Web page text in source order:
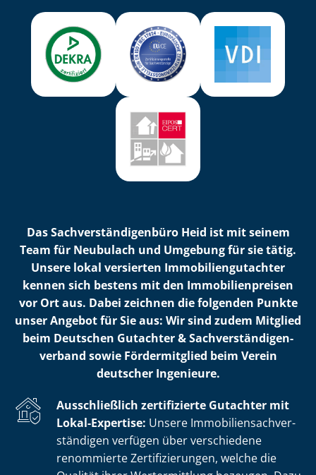
Das Sach­ver­stän­di­gen­bü­ro Heid ist mit seinem
Team für Neubulach und Umgebung für sie tätig.
Unsere lokal versierten Im­mo­bi­li­en­gut­ach­ter
kennen sich bestens mit den Im­mo­bi­li­en­prei­sen
vor Ort aus. Dabei zeichnen die folgenden Punkte
unser Angebot für Sie aus: Wir sind zudem Mitglied
beim Deutschen Gutachter & Sach­ver­stän­di­gen­
ver­band sowie Fördermitglied beim Verein
deutscher Ingenieure.
Ausschließlich zertifizierte Gutachter mit
Lokal-Expertise: Unsere Im­mo­bi­li­en­sach­ver­
stän­di­gen verfügen über verschiedene
renommierte Zer­ti­fi­zie­run­gen, welche die